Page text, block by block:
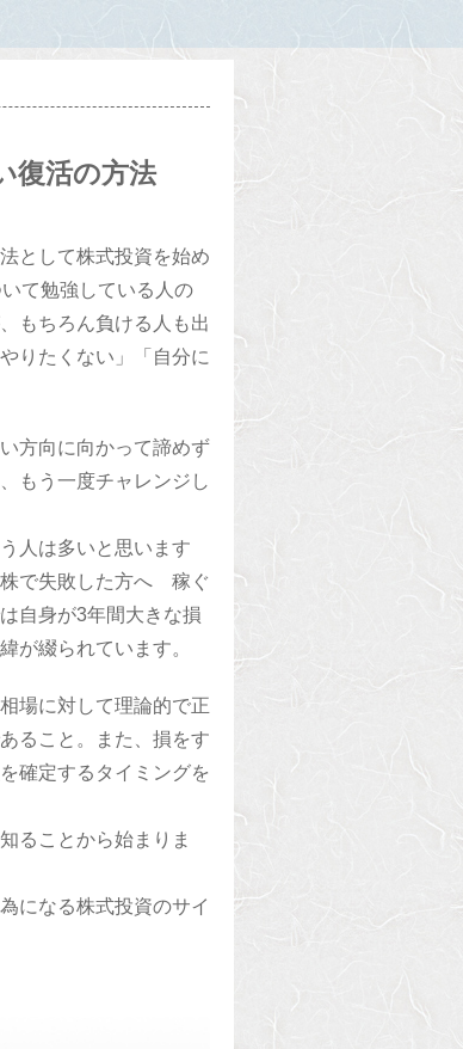
復活の方法
として株式投資を始め
て勉強している人の
もちろん負ける人も出
りたくない」「自分に
方向に向かって諦めず
もう一度チャレンジし
人は多いと思います
株で失敗した方へ 稼ぐ
自身が3年間大きな損
が綴られています。
場に対して理論的で正
ること。また、損をす
確定するタイミングを
ることから始まりま
になる株式投資のサイ